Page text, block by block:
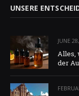
UNSERE
JUNE
Alles,
der